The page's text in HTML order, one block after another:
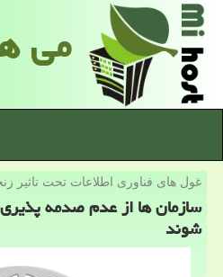
می
غول های فناوری اطلاعات تحت تاثیر
سازمان ها از عدم صدمه
شوند